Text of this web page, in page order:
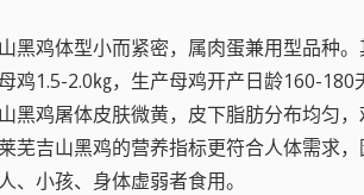
黑鸡体型小而紧密，属肉蛋兼用型品种
鸡1.5-2.0㎏，生产母鸡开产日龄160-
黑鸡屠体皮肤微黄，皮下脂肪分布均匀
芜吉山黑鸡的营养指标更符合人体需求
、小孩、身体虚弱者食用。